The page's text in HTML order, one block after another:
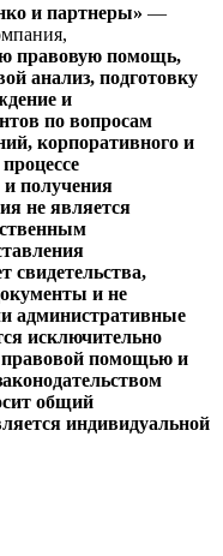
и партнеры» —
правовую помощь,
анализ, подготовку
и
по вопросам
корпоративного и
и получения
не является
свидетельства,
и не
административные
исключительно
правовой помощью и
общий
индивидуальной